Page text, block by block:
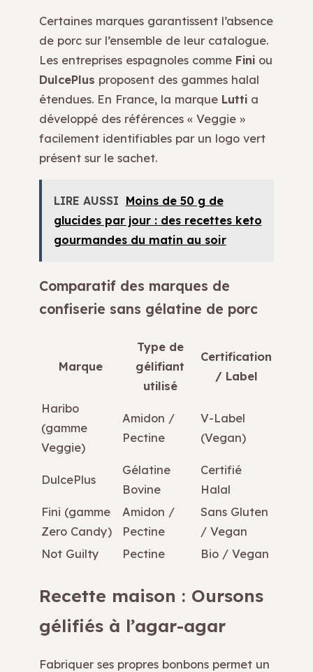
Certaines marques garantissent l’absence
de porc sur l’ensemble de leur catalogue.
Les entreprises espagnoles comme Fini ou
DulcePlus proposent des gammes halal
étendues. En France, la marque Lutti a
développé des références « Veggie »
facilement identifiables par un logo vert
présent sur le sachet.
LIRE AUSSI Moins de 50 g de
glucides par jour : des recettes keto
gourmandes du matin au soir
Comparatif des marques de
confiserie sans gélatine de porc
Marque
Type de
gélifiant
utilisé
Certification
/ Label
Haribo
(gamme
Veggie)
Amidon /
Pectine
V-Label
(Vegan)
DulcePlus
Gélatine
Bovine
Certifié
Halal
Fini (gamme
Zero Candy)
Amidon /
Pectine
Sans Gluten
/ Vegan
Not Guilty
Pectine Bio / Vegan
Recette maison : Oursons
gélifiés à l’agar-agar
Fabriquer ses propres bonbons permet un